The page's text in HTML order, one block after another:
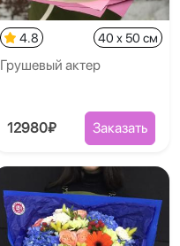
4.8 40 x 50 см
Грушевый актер
12980₽ Заказать